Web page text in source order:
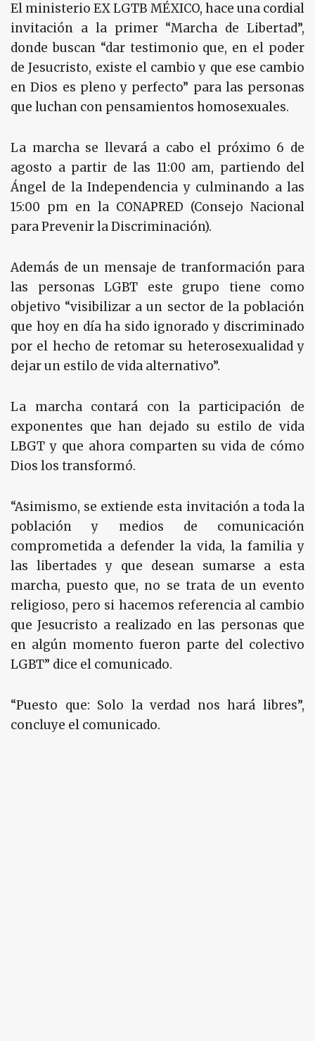
El ministerio EX LGTB MÉXICO, hace una cordial
invitación a la primer “Marcha de Libertad”,
donde buscan “dar testimonio que, en el poder
de Jesucristo, existe el cambio y que ese cambio
en Dios es pleno y perfecto” para las personas
que luchan con pensamientos homosexuales.
La marcha se llevará a cabo el próximo 6 de
agosto a partir de las 11:00 am, partiendo del
Ángel de la Independencia y culminando a las
15:00 pm en la CONAPRED (Consejo Nacional
para Prevenir la Discriminación).
Además de un mensaje de tranformación para
las personas LGBT este grupo tiene como
objetivo “visibilizar a un sector de la población
que hoy en día ha sido ignorado y discriminado
por el hecho de retomar su heterosexualidad y
dejar un estilo de vida alternativo”.
La marcha contará con la participación de
exponentes que han dejado su estilo de vida
LBGT y que ahora comparten su vida de cómo
Dios los transformó.
“Asimismo, se extiende esta invitación a toda la
población y medios de comunicación
comprometida a defender la vida, la familia y
las libertades y que desean sumarse a esta
marcha, puesto que, no se trata de un evento
religioso, pero si hacemos referencia al cambio
que Jesucristo a realizado en las personas que
en algún momento fueron parte del colectivo
LGBT” dice el comunicado.
“Puesto que: Solo la verdad nos hará libres”,
concluye el comunicado.